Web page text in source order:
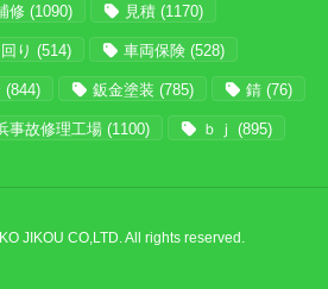
修 (1090) 見積 (1170)
り (514) 車両保険 (528)
(844) 鈑金塗装 (785) 錆 (76)
事故修理工場 (1100) ｂｊ (895)
JIKOU CO,LTD. All rights reserved.